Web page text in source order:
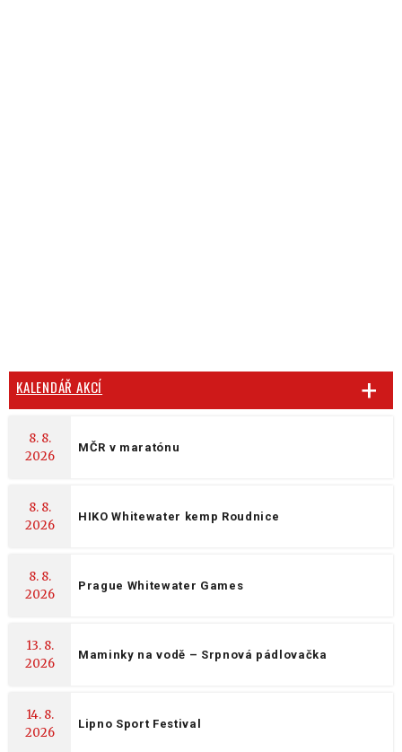
KALENDÁŘ AKCÍ
8. 8.
2026
MČR v maratónu
8. 8.
2026
HIKO Whitewater kemp Roudnice
8. 8.
2026
Prague Whitewater Games
13. 8.
2026
Maminky na vodě – Srpnová pádlovačka
14. 8.
2026
Lipno Sport Festival